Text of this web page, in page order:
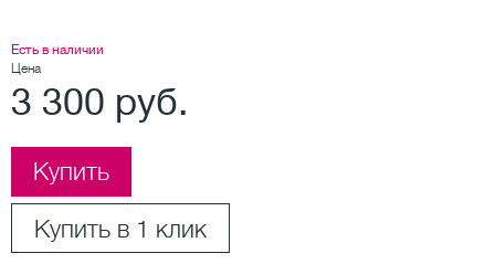
Есть в наличии
Цена
3 300 руб.
Купить
Купить в 1 клик